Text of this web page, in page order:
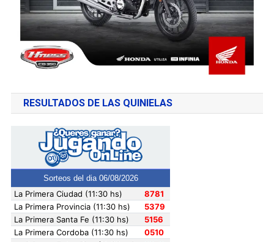
RESULTADOS DE LAS QUINIELAS